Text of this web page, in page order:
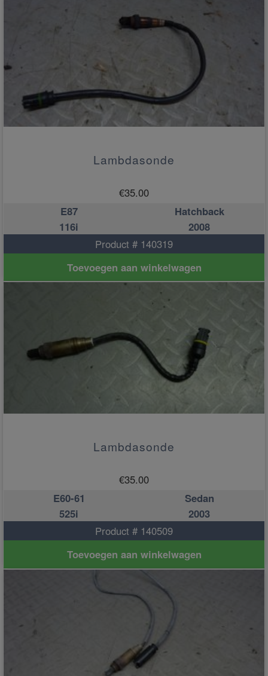
Lambdasonde
€35.00
E87
Hatchback
116i
2008
Product # 140319
Toevoegen aan winkelwagen
Lambdasonde
€35.00
E60-61
Sedan
525i
2003
Product # 140509
Toevoegen aan winkelwagen